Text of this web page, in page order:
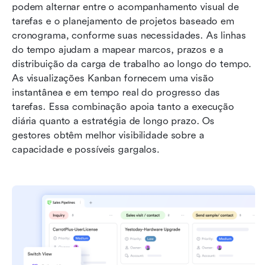
podem alternar entre o acompanhamento visual de
tarefas e o planejamento de projetos baseado em
cronograma, conforme suas necessidades. As linhas
do tempo ajudam a mapear marcos, prazos e a
distribuição da carga de trabalho ao longo do tempo.
As visualizações Kanban fornecem uma visão
instantânea e em tempo real do progresso das
tarefas. Essa combinação apoia tanto a execução
diária quanto a estratégia de longo prazo. Os
gestores obtêm melhor visibilidade sobre a
capacidade e possíveis gargalos.